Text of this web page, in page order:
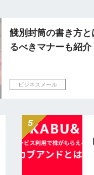
餞別封筒の書き方
るべきマナーも紹介
ビジネスメール